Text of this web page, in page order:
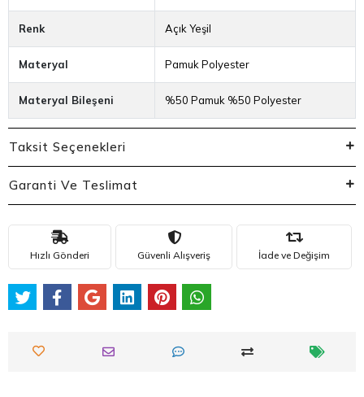
Renk Açık Yeşil
Materyal Pamuk Polyester
Materyal Bileşeni %50 Pamuk %50 Polyester
Taksit Seçenekleri
Garanti Ve Teslimat
Hızlı Gönderi Güvenli Alışveriş İade ve Değişim